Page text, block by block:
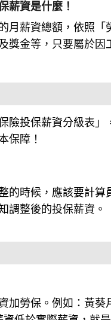
薪資是什麼！
月薪資總額，依照
獎金等，只要屬於因
險投保薪資分級表
保障！
的時候，應該要計
調整後的投保薪資。
加勞保。例如：黃